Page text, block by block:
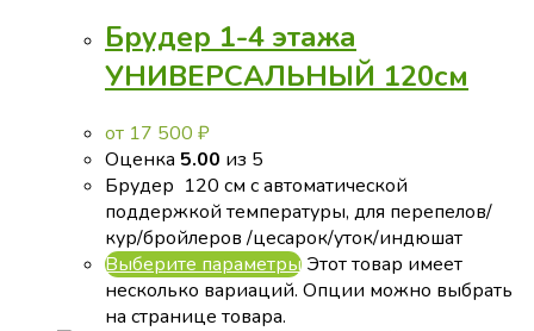
Брудер 1-4 этажа
УНИВЕРСАЛЬНЫЙ 120см
от 17 500 ₽
Оценка 5.00 из 5
Брудер 120 см с автоматической
поддержкой температуры, для перепелов/
кур/бройлеров /цесарок/уток/индюшат
Выберите параметры Этот товар имеет
несколько вариаций. Опции можно выбрать
на странице товара.